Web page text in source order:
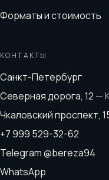
Форматы и стоимость
КОНТАКТЫ
Санкт-Петербург
Северная дорога, 12 —
Чкаловский проспект,
+7 999 529-32-62
Telegram@bereza94
WhatsApp